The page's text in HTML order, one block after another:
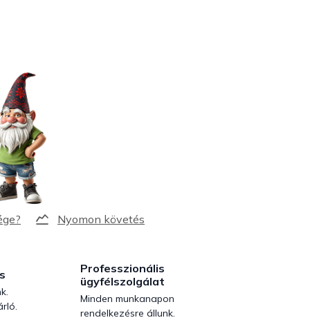
Nyomon követés
Professzionális
ügyfélszolgálat
Minden munkanapon
rendelkezésre állunk.